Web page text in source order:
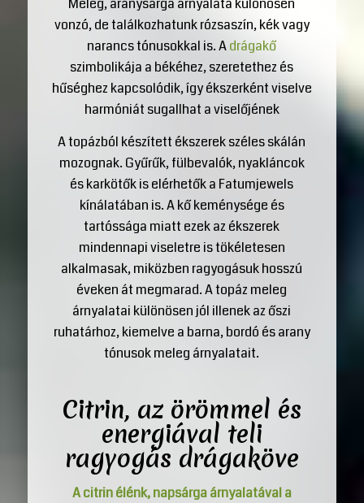
Meleg, aranysárga árnyalata különösen
vonzó, de találkozhatunk rózsaszín, kék vagy
narancs tónusokkal is. Adrágakő
szimbolikája a békéhez, szeretethez és
hűséghez kapcsolódik, így ékszerként viselve
harmóniát sugallhat a viselőjének
A topázból készített ékszerek széles skálán
mozognak. Gyűrűk, fülbevalók, nyakláncok
és karkötők is elérhetők a Fatumjewels
kínálatában is. A kő keménysége és
tartóssága miatt ezek az ékszerek
mindennapi viseletre is tökéletesen
alkalmasak, miközben ragyogásuk hosszú
éveken át megmarad. A topáz meleg
árnyalatai különösen jól illenek az őszi
ruhatárhoz, kiemelve a barna, bordó és arany
tónusok meleg árnyalatait.
Citrin, az örömmel és
energiával teli
ragyogás drágaköve
A citrin élénk, napsárga árnyalatával a